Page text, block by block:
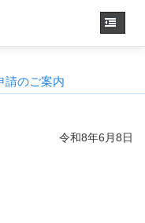
請のご案内
令和8年6月8日